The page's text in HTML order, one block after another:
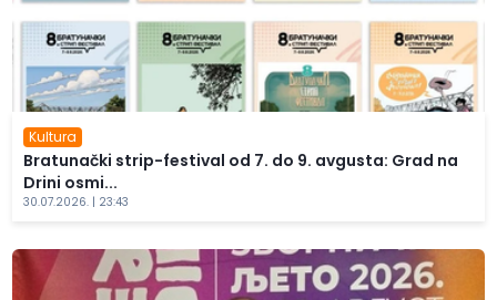
Kultura
Bratunački strip-festival od 7. do 9. avgusta: Grad na
Drini osmi...
30.07.2026. | 23:43